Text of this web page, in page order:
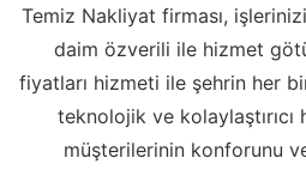
Temiz Nakliyat firması,
daim özverili ile hizmet
fiyatları hizmeti ile şehrin her
teknolojik ve
müşterilerinin konforunu